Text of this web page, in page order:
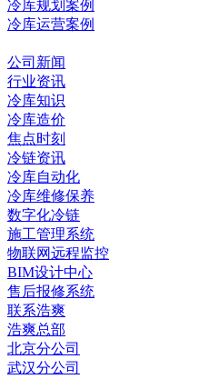
冷库规划案例
冷库运营案例
公司新闻
行业资讯
冷库知识
冷库造价
焦点时刻
冷链资讯
冷库自动化
冷库维修保养
数字化冷链
施工管理系统
物联网远程监控
BIM设计中心
售后报修系统
联系浩爽
浩爽总部
北京分公司
武汉分公司